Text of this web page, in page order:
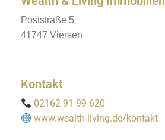
Poststraße 5
41747 Viersen
Kontakt
02162 91 99 620
www.wealth-living.de/kontakt